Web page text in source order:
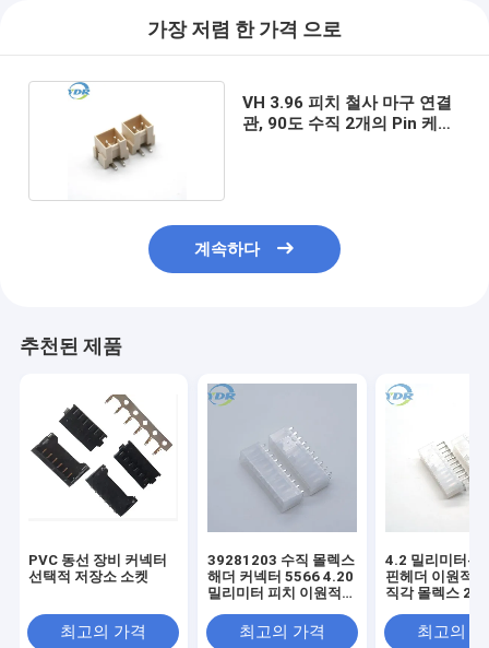
가장 저렴 한 가격 으로
VH 3.96 피치 철사 마구 연결
관, 90도 수직 2개의 Pin 케이
계속하다
추천된 제품
PVC 동선 장비 커넥터
선택적 저장소 소켓
최고의 가격
39281203 수직 몰렉스
해더 커넥터 5566 4.20
밀리미터 피치 이원적
최고의 가격
4.2 밀리미터는
핀헤더 이원적
직각 몰렉스
던집니다최고의